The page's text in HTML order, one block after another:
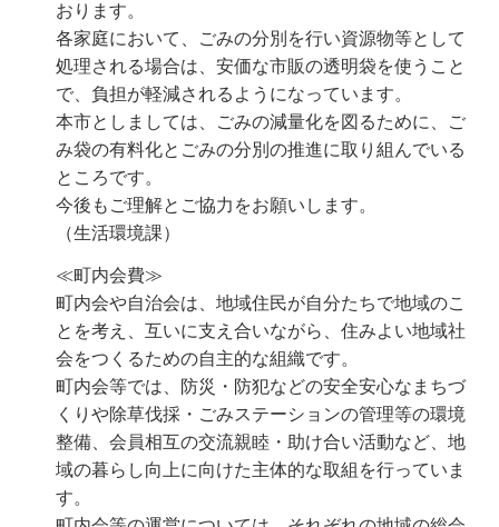
おります。
各家庭において、ごみの分別を行い資源物等として
処理される場合は、安価な市販の透明袋を使うこと
で、負担が軽減されるようになっています。
本市としましては、ごみの減量化を図るために、ご
み袋の有料化とごみの分別の推進に取り組んでいる
ところです。
今後もご理解とご協力をお願いします。
（生活環境課）
≪町内会費≫
町内会や自治会は、地域住民が自分たちで地域のこ
とを考え、互いに支え合いながら、住みよい地域社
会をつくるための自主的な組織です。
町内会等では、防災・防犯などの安全安心なまちづ
くりや除草伐採・ごみステーションの管理等の環境
整備、会員相互の交流親睦・助け合い活動など、地
域の暮らし向上に向けた主体的な取組を行っていま
す。